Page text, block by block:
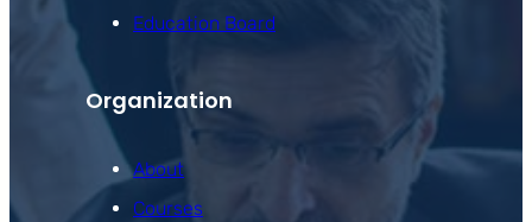
Education Board
Organization
About
Courses